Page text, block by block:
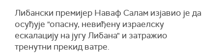
САД су увеле блокаду 17. априла као одговор
на иранско затварање Ормуског мореуза, а
тренутно се ишчекује да ли ће бити постигнут
договор о продужетку примирја за 60 дана
током којих би се одржали преговори о
Стратешки важни замак држале су израелске
трупе 18 година, све док се нису повукле из
Либана у мају 2000. године, подсетио је АП.
Либански премијер Наваф Салам изјавио је да
осуђује "опасну, невиђену израелску
ескалацију на југу Либана" и затражио
тренутни прекид ватре.